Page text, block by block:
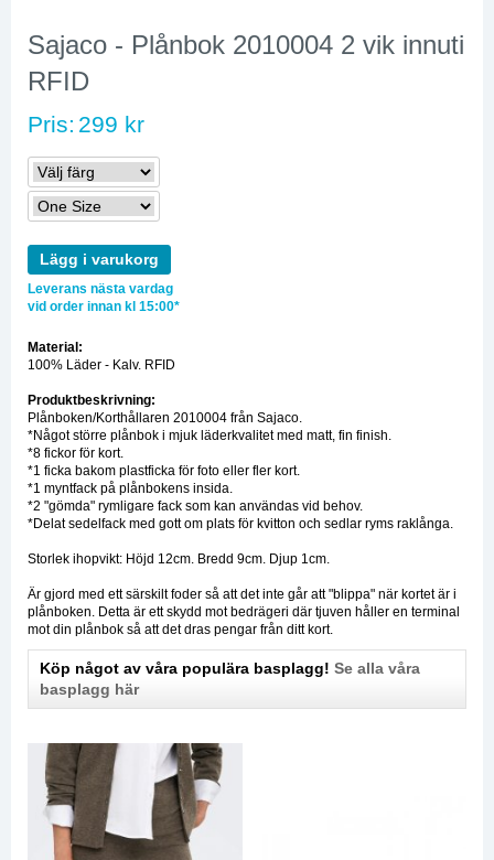
Sajaco - Plånbok 2010004 2 vik innuti
RFID
Pris: 299 kr
Lägg i varukorg
Leverans nästa vardag
vid order innan kl 15:00*
Material:
100% Läder - Kalv. RFID
Produktbeskrivning:
Plånboken/Korthållaren 2010004 från Sajaco.
*Något större plånbok i mjuk läderkvalitet med matt, fin finish.
*8 fickor för kort.
*1 ficka bakom plastficka för foto eller fler kort.
*1 myntfack på plånbokens insida.
*2 "gömda" rymligare fack som kan användas vid behov.
*Delat sedelfack med gott om plats för kvitton och sedlar ryms raklånga.
Storlek ihopvikt: Höjd 12cm. Bredd 9cm. Djup 1cm.
Är gjord med ett särskilt foder så att det inte går att "blippa" när kortet är i
plånboken. Detta är ett skydd mot bedrägeri där tjuven håller en terminal
mot din plånbok så att det dras pengar från ditt kort.
Köp något av våra populära basplagg! Se alla våra
basplagg här